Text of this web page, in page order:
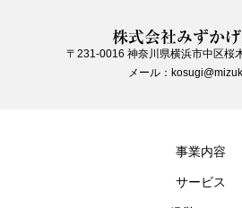
株式会社みずか
〒231-0016 神奈川県横浜市中区桜
メール：
事業内容
サービス